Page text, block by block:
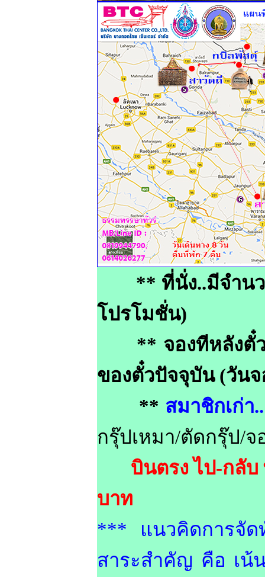
** ที่นั่ง..มีจำนวน
โปรโมชั่น)
** จองทีหลังตั๋วโ
ของตั๋วปัจจุบัน (วันจ
** สมาชิกเก่า
กรุ๊ปเหมา/ตัดกรุ๊ป/จ
บินตรง ไป-กลั
บาท
*** แนวคิดการจัด
สาระสำคัญ คือ เน้